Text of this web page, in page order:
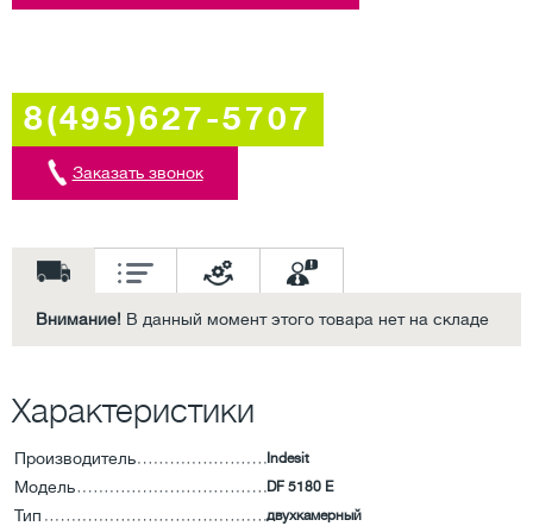
8(495)627-5707
Заказать звонок
Внимание! В данный момент этого товара нет на складе
Характеристики
Производитель Indesit
Модель DF 5180 E
Тип двухкамерный